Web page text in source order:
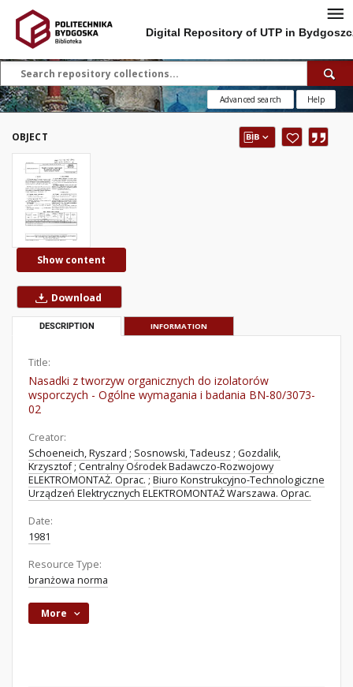
Digital Repository of UTP in
Advanced search Help
OBJECT
Show content
Download
DESCRIPTION INFORMATION
Title:
Nasadki z tworzyw organicznych do izolatorów
wsporczych - Ogólne wymagania i badania BN-80/3073-
02
Creator:
Schoeneich, Ryszard ; Sosnowski, Tadeusz ; Gozdalik,
Krzysztof ; Centralny Ośrodek Badawczo-Rozwojowy
ELEKTROMONTAŻ. Oprac. ; Biuro Konstrukcyjno-Technologiczne
Urządzeń Elektrycznych ELEKTROMONTAŻ Warszawa. Oprac.
Date:
1981
Resource Type:
branżowa norma
More